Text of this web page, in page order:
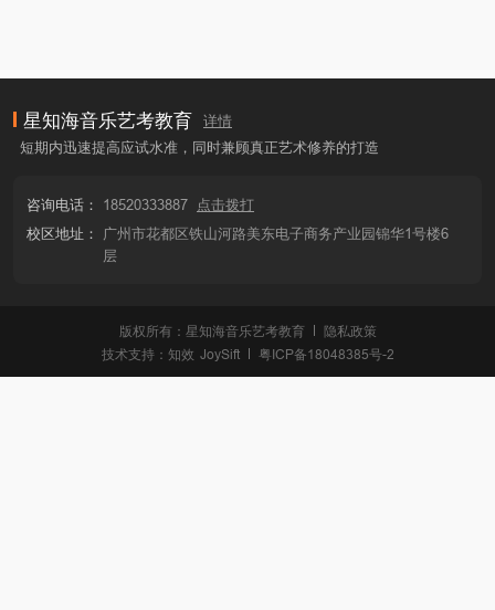
星知海音乐艺考教育
详情
短期内迅速提高应试水准，同时兼顾真正艺术修养的打造
咨询电话： 18520333887
点击拨打
校区地址：
广州市花都区铁山河路美东电子商务产业园锦华1号楼6
层
版权所有：星知海音乐艺考教育
隐私政策
技术支持： 知效 JoySift 粤ICP备18048385号-2